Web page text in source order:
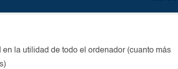
la utilidad de todo el ordenador (cuanto más